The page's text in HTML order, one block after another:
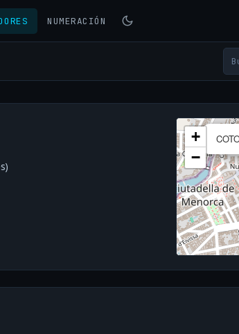
NUMERACIÓN
+
−